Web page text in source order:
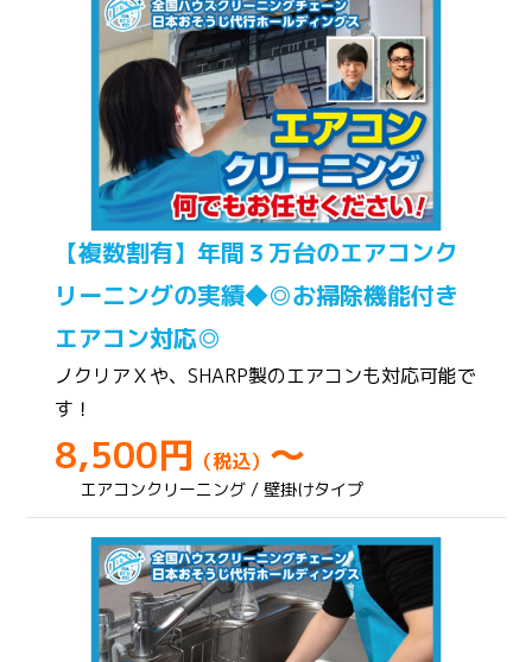
【複数割有】年間３万台のエアコンク
リーニングの実績◆◎お掃除機能付き
エアコン対応◎
ノクリアＸや、SHARP製のエアコンも対応可能で
す！
8,500円 （税込） ～
エアコンクリーニング / 壁掛けタイプ